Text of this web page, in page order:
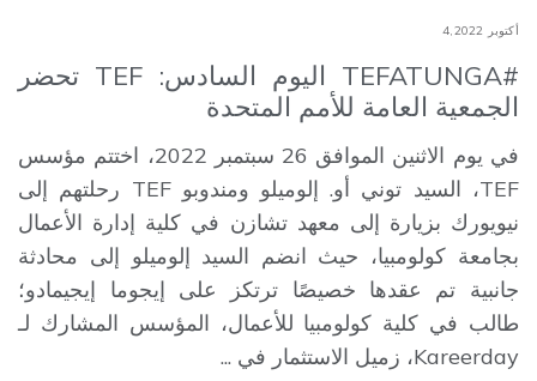
أكتوبر 4,2022
#TEFATUNGA اليوم السادس: TEF تحضر
الجمعية العامة للأمم المتحدة
في يوم الاثنين الموافق 26 سبتمبر 2022، اختتم مؤسس
TEF، السيد توني أو. إلوميلو ومندوبو TEF رحلتهم إلى
نيويورك بزيارة إلى معهد تشازن في كلية إدارة الأعمال
بجامعة كولومبيا، حيث انضم السيد إلوميلو إلى محادثة
جانبية تم عقدها خصيصًا ترتكز على إيجوما إيجيمادو؛
طالب في كلية كولومبيا للأعمال، المؤسس المشارك لـ
Kareerday، زميل الاستثمار في ...